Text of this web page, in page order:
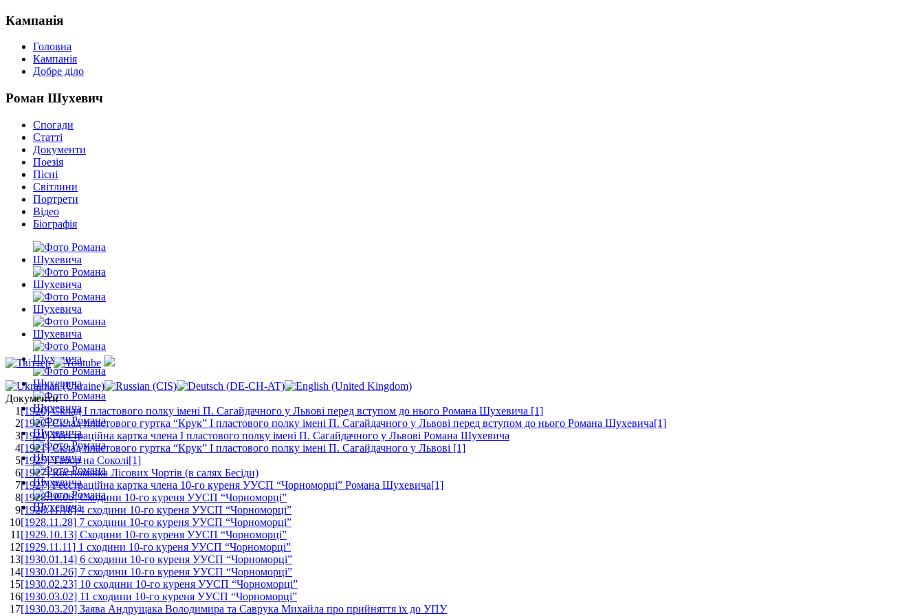
Кампанія
Головна
Кампанія
Добре діло
Роман Шухевич
Спогади
Статті
Документи
Поезія
Пісні
Світлини
Портрети
Відео
Біографія
Документи
1 [1920] Склад І пластового полку імені П. Сагайдачного у Львові перед вступом до нього Романа Шухевича [1]
2[1920] Склад пластового гуртка “Крук” І пластового полку імені П. Сагайдачного у Львові перед вступом до нього Романа Шухевича[1]
3[1921] Реєстраційна картка члена І пластового полку імені П. Сагайдачного у Львові Романа Шухевича
4[1921] Склад пластового гуртка “Крук” І пластового полку імені П. Сагайдачного у Львові [1]
5[1925] Табор на Соколі[1]
6[1927] Костюмівка Лісових Чортів (в салях Бесіди)
7[1927] Реєстраційна картка члена 10-го куреня УУСП “Чорноморці” Романа Шухевича[1]
8[1928.10.06] Сходини 10-го куреня УУСП “Чорноморці”
9[1928.11.18] 4 cходини 10-го куреня УУСП “Чорноморці”
10[1928.11.28] 7 cходини 10-го куреня УУСП “Чорноморці”
11 [1929.10.13] Сходини 10-го куреня УУСП “Чорноморці”
12[1929.11.11] 1 сходини 10-го куреня УУСП “Чорноморці”
13[1930.01.14] 6 сходини 10-го куреня УУСП “Чорноморці”
14[1930.01.26] 7 сходини 10-го куреня УУСП “Чорноморці”
15[1930.02.23] 10 сходини 10-го куреня УУСП “Чорноморці”
16[1930.03.02] 11 сходини 10-го куреня УУСП “Чорноморці”
17[1930.03.20] Заява Андрущака Володимира та Саврука Михайла про прийняття їх до УПУ